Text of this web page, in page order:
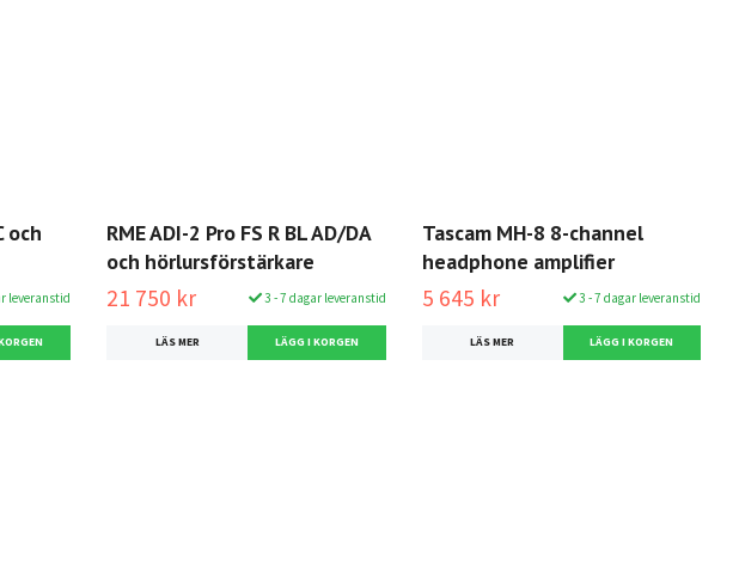
och
leveranstid
RME ADI-2 Pro FS R BL AD/DA
och hörlursförstärkare
21 750 kr 3 - 7 dagar leveranstid
LÄS MER
Tascam MH-8 8-channel
headphone amplifier
5 645 kr 3 - 7 dagar leveranstid
LÄS MER